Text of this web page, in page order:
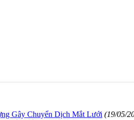
Gây Chuyển Dịch Mắt Lưới (19/05/